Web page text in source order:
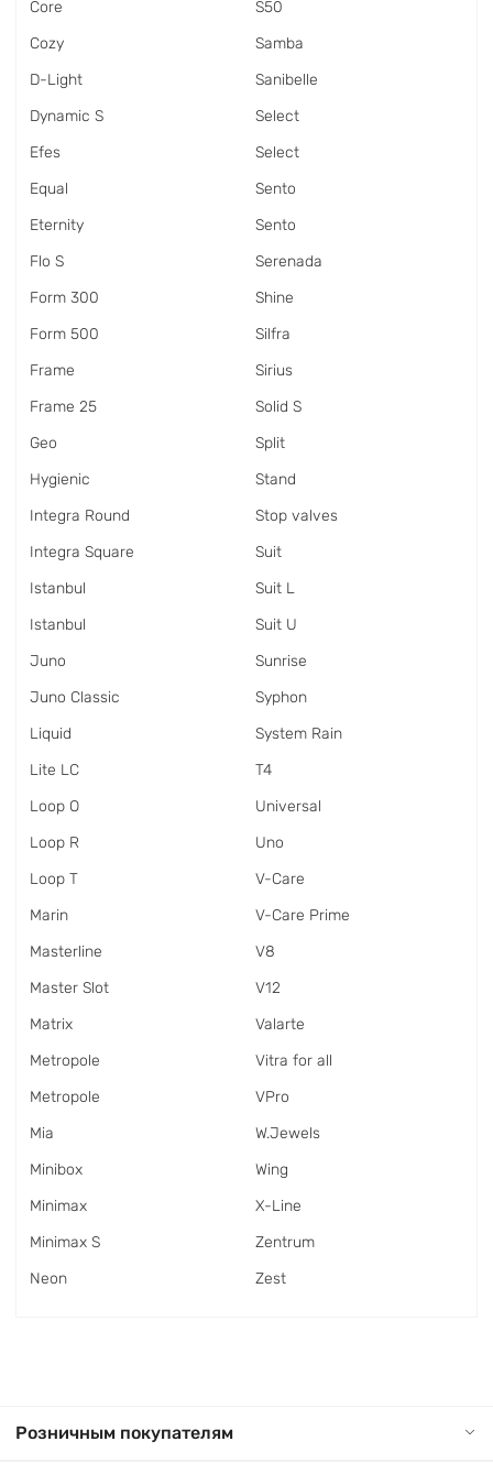
Core
Cozy
D-Light
Dynamic S
Efes
Equal
Eternity
Flo S
Form 300
Form 500
Frame
Frame 25
Geo
Hygienic
Integra Round
Integra Square
Istanbul
Istanbul
Juno
Juno Classic
Liquid
Lite LC
Loop O
Loop R
Loop T
Marin
Masterline
Master Slot
Matrix
Metropole
Metropole
Mia
Minibox
Minimax
Minimax S
Neon
S50
Samba
Sanibelle
Select
Select
Sento
Sento
Serenada
Shine
Silfra
Sirius
Solid S
Split
Stand
Stop valves
Suit
Suit L
Suit U
Sunrise
Syphon
System Rain
T4
Universal
Uno
V-Care
V-Care Prime
V8
V12
Valarte
Vitra for all
VPro
W.Jewels
Wing
X-Line
Zentrum
Zest
Розничным покупателям